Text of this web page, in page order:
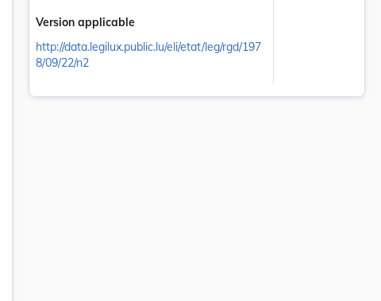
Version applicable
http://data.legilux.public.lu/eli/etat/leg/rgd/197
8/09/22/n2